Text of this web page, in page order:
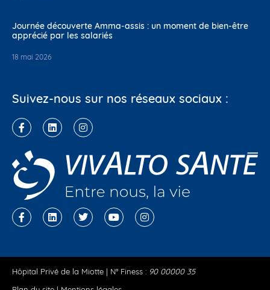
Journée découverte Amma-assis : un moment de bien-être
apprécié par les salariés
18 mai 2026
Suivez-nous sur nos réseaux sociaux :
Hôpital Privé de la Miotte | N° Finess : 90 00000 35